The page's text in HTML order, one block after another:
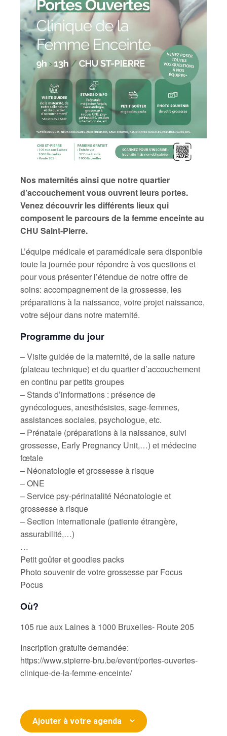
Nos maternités ainsi que notre quartier
d’accouchement vous ouvrent leurs portes.
Venez découvrir les différents lieux qui
composent le parcours de la femme enceinte au
CHU Saint-Pierre.
L’équipe médicale et paramédicale sera disponible
toute la journée pour répondre à vos questions et
pour vous présenter l’étendue de notre offre de
soins: accompagnement de la grossesse, les
préparations à la naissance, votre projet naissance,
votre séjour dans notre maternité.
Programme du jour
– Visite guidée de la maternité, de la salle nature
(plateau technique) et du quartier d’accouchement
en continu par petits groupes
– Stands d’informations : présence de
gynécologues, anesthésistes, sage-femmes,
assistances sociales, psychologue, etc.
– Prénatale (préparations à la naissance, suivi
grossesse, Early Pregnancy Unit,…) et médecine
fœtale
– Néonatologie et grossesse à risque
– ONE
– Service psy-périnatalité Néonatologie et
grossesse à risque
– Section internationale (patiente étrangère,
assurabilité,…)
…
Petit goûter et goodies packs
Photo souvenir de votre grossesse par Focus
Pocus
Où?
105 rue aux Laines à 1000 Bruxelles- Route 205
Inscription gratuite demandée:
https://www.stpierre-bru.be/event/portes-ouvertes-
clinique-de-la-femme-enceinte/
Ajouter à votre agenda